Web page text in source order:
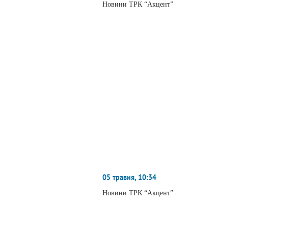
Новини ТРК “Акцент”
05 травня, 10:34
Новини ТРК “Акцент”